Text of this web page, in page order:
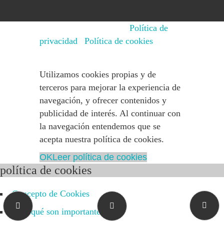
Política de
privacidad
Política de cookies
Utilizamos cookies propias y de
terceros para mejorar la experiencia de
navegación, y ofrecer contenidos y
publicidad de interés. Al continuar con
la navegación entendemos que se
acepta nuestra política de cookies.
OKLeer política de cookies
política de cookies
Concepto de Cookies
¿Por qué son importantes?